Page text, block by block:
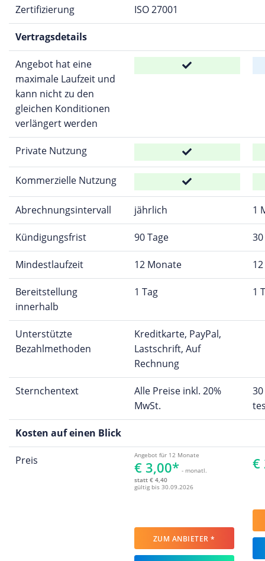
Zertifizierung ISO 27001
Vertragsdetails
Angebot hat eine
maximale Laufzeit und
kann nicht zu den
gleichen Konditionen
verlängert werden
Private Nutzung
Kommerzielle Nutzung
Abrechnungsintervall jährlich 1
Kündigungsfrist 90 Tage
Mindestlaufzeit 12 Monate
Bereitstellung
innerhalb
1 Tag 1
Unterstützte
Bezahlmethoden
Kreditkarte, PayPal,
Lastschrift, Auf
Rechnung
Sternchentext
Alle Preise inkl. 20%
MwSt.
Kosten auf einen Blick
Preis Angebot für 12 Monate
€ 3,00* - monatl.
statt € 4,40
gültig bis 30.09.2026
ZUM ANBIETER *
€